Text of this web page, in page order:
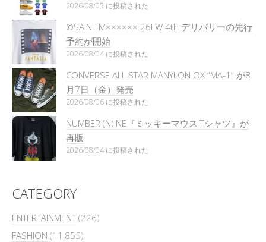
2026/08/05 に投稿された
©SAINT M×××××× 26FW 4th デリバリーの先行
予約が開始
2026/08/04 に投稿された
CONVERSE ALL STAR MANYLON OX “MA-1” が8
月7日（金）発売
2026/08/06 に投稿された
NUMBER (N)INE『ミッキーマウス Tシャツ』が
再販
2026/08/04 に投稿された
CATEGORY
ENTERTAINMENT(226)
FASHION (11,855)